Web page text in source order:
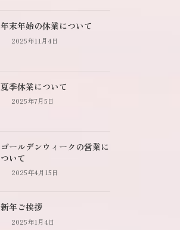
年末年始の休業について
2025年11月4日
夏季休業について
2025年7月5日
ゴールデンウィークの営業に
ついて
2025年4月15日
新年ご挨拶
2025年1月4日